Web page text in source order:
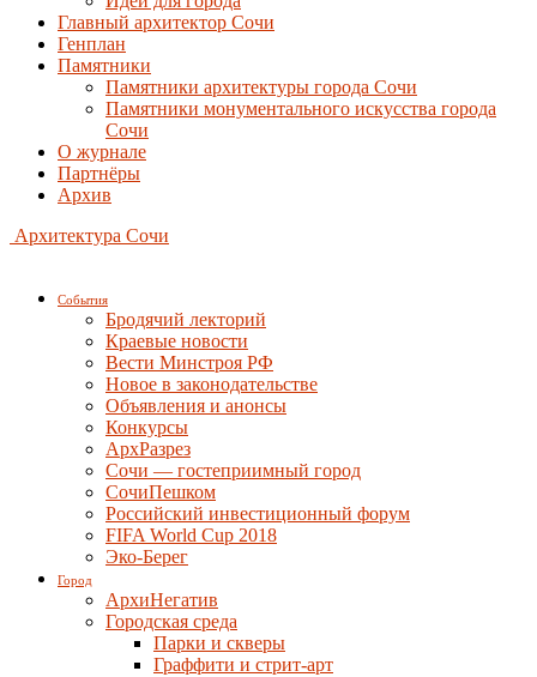
Главный архитектор Сочи
Генплан
Памятники
Памятники архитектуры города Сочи
Памятники монументального искусства города
Сочи
О журнале
Партнёры
Архив
Архитектура Сочи
События
Бродячий лекторий
Краевые новости
Вести Минстроя РФ
Новое в законодательстве
Объявления и анонсы
Конкурсы
АрхРазрез
Сочи — гостеприимный город
СочиПешком
Российский инвестиционный форум
FIFA World Cup 2018
Эко-Берег
Город
АрхиНегатив
Городская среда
Парки и скверы
Граффити и стрит-арт